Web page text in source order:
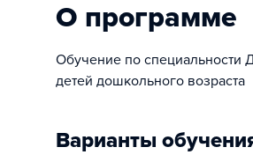
О программе
Обучение по специальности
детей дошкольного возраста
Варианты